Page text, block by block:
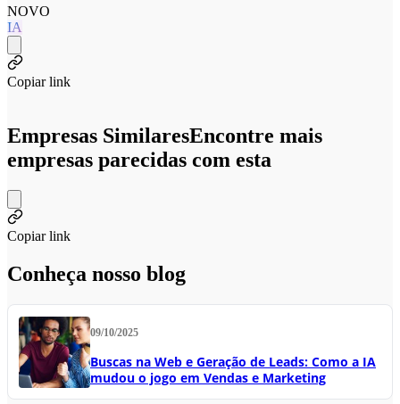
NOVO
IA
Copiar link
Empresas SimilaresEncontre mais
empresas parecidas com esta
Copiar link
Conheça nosso blog
09/10/2025
Buscas na Web e Geração de Leads: Como a IA
mudou o jogo em Vendas e Marketing